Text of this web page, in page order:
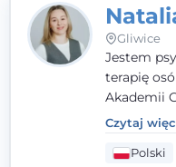
Gliwice
Jestem
terapię
Akademii
kliniczną.
Czytaj
Polski